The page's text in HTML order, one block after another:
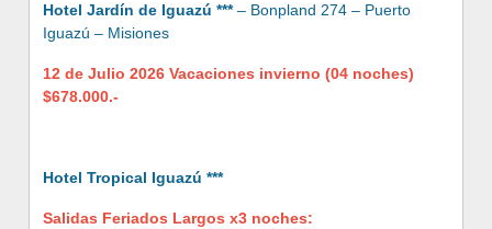
Hotel Jardín de Iguazú ***– Bonpland 274 – Puerto
Iguazú – Misiones
12 de Julio 2026 Vacaciones invierno (04 noches)
$678.000.-
Hotel Tropical Iguazú ***
Salidas Feriados Largos x3 noches: